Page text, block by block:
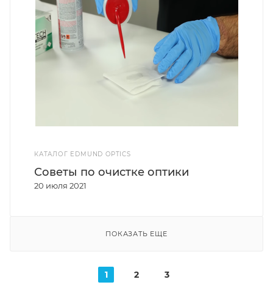
КАТАЛОГ EDMUND OPTICS
20 июля 2021
Советы по очистке оптики
ПОКАЗАТЬ ЕЩЕ
1 2 3